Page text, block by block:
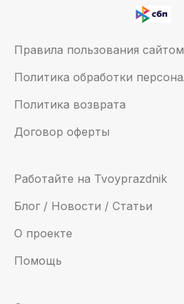
Правила пользования сайтом
Политика обработки
Политика возврата
Договор оферты
Работайте на Tvoyprazdnik
Блог / Новости / Статьи
О проекте
Помощь